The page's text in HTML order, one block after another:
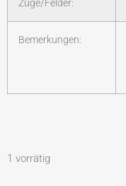
Züge/Felder:
Bemerkungen:
1 vorrätig